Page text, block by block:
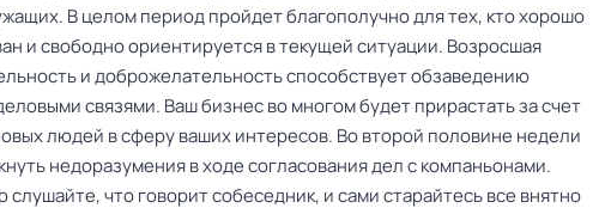
В целом период пройдет благополучно для тех, кто хорошо
и свободно ориентируется в текущей ситуации. Возросшая
и доброжелательность способствует обзаведению
связями. Ваш бизнес во многом будет прирастать за счет
людей в сферу ваших интересов. Во второй половине недели
недоразумения в ходе согласования дел с компаньонами.
слушайте, что говорит собеседник, и сами старайтесь все внятно